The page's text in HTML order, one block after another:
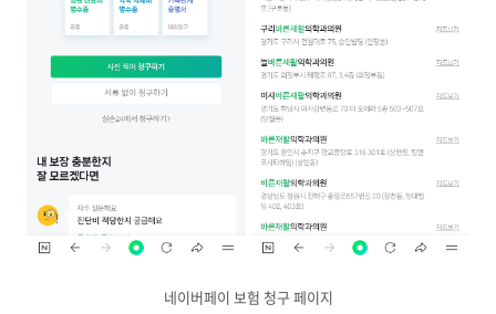
네이버페이 보험 청구 페이지